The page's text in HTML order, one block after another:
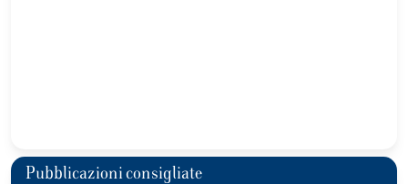
Pubblicazioni consigliate